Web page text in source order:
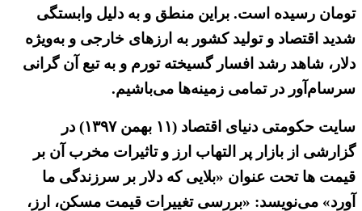
تومان رسیده است. براین منطق و به دلیل وابستگی
شدید اقتصاد و تولید کشور به ارزهای خارجی و به‌ویژه
دلار، شاهد رشد افسار گسیخته تورم و به تبع آن گرانی
سرسام‌آور در تمامی زمینه‌ها می‌باشیم.
سایت حکومتی دنیای اقتصاد (۱۱ بهمن ۱۳۹۷) در
گزارشی از بازار پر التهاب ارز و تاثیرات مخرب آن بر
قیمت ها تحت عنوان «بلایی که دلار بر سرزندگی ما
آورد» می‌نویسد: «بررسی تغییرات قیمت مسکن، ارز،